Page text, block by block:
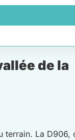
de la
terrain. La D906,